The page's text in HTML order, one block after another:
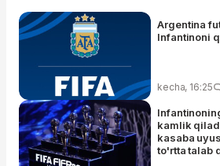
Argentina
Infantinoni
kecha, 16:25
kamlik
kasaba
to'rtta talab